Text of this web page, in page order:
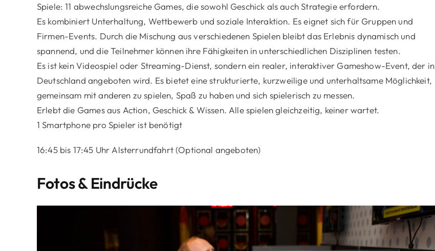
Spiele: 11 abwechslungsreiche Games, die sowohl Geschick als auch Strategie erfordern.
Es kombiniert Unterhaltung, Wettbewerb und soziale Interaktion. Es eignet sich für Gruppen und
Firmen-Events. Durch die Mischung aus verschiedenen Spielen bleibt das Erlebnis dynamisch und
spannend, und die Teilnehmer können ihre Fähigkeiten in unterschiedlichen Disziplinen testen.
Es ist kein Videospiel oder Streaming-Dienst, sondern ein realer, interaktiver Gameshow-Event, der in
Deutschland angeboten wird. Es bietet eine strukturierte, kurzweilige und unterhaltsame Möglichkeit,
gemeinsam mit anderen zu spielen, Spaß zu haben und sich spielerisch zu messen.
Erlebt die Games aus Action, Geschick & Wissen. Alle spielen gleichzeitig, keiner wartet.
1 Smartphone pro Spieler ist benötigt
16:45 bis 17:45 Uhr Alsterrundfahrt (Optional angeboten)
Fotos & Eindrücke